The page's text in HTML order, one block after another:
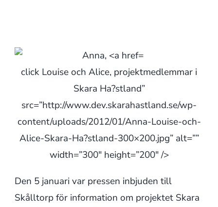
click Louise och Alice, projektmedlemmar i
Skara Ha?stland”
src=”http://www.dev.skarahastland.se/wp-
content/uploads/2012/01/Anna-Louise-och-
Alice-Skara-Ha?stland-300×200.jpg” alt=””
width=”300″ height=”200″ />
Den 5 januari var pressen inbjuden till
Skålltorp för information om projektet Skara